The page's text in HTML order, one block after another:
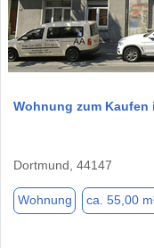
Wohnung zum Kaufen
Dortmund, 44147
Wohnung ca. 55,00